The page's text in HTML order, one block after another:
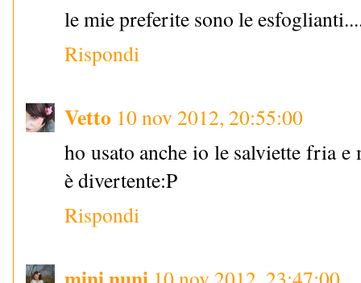
le mie preferite sono le
Rispondi
Vetto 10 nov 2012, 20:55:00
ho usato anche io le salviette fria
è divertente:P
Rispondi